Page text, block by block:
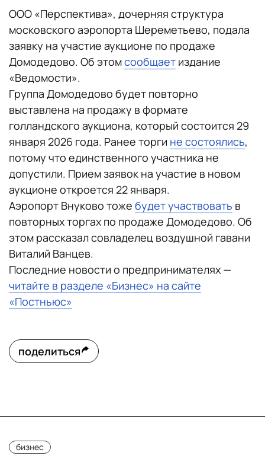
ООО «Перспектива», дочерняя структура
московского аэропорта Шереметьево, подала
заявку на участие аукционе по продаже
Домодедово. Об этомсообщает издание
«Ведомости».
Группа Домодедово будет повторно
выставлена на продажу в формате
голландского аукциона, который состоится 29
января 2026 года. Ранее торги не состоялись,
потому что единственного участника не
допустили. Прием заявок на участие в новом
аукционе откроется 22 января.
Аэропорт Внуково тоже будет участвовать в
повторных торгах по продаже Домодедово. Об
этом рассказал совладелец воздушной гавани
Виталий Ванцев.
Последние новости о предпринимателях —
читайте в разделе «Бизнес» на сайте
«Постньюс»
поделиться
бизнес